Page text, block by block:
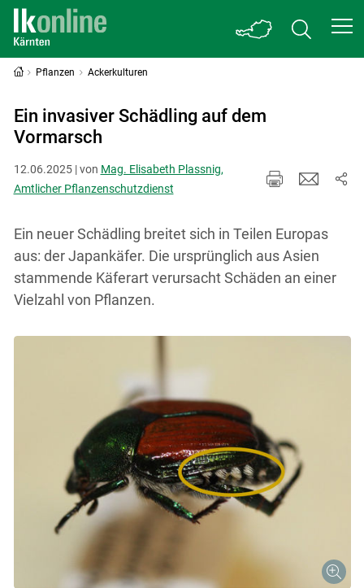
Pflanzen Ackerkulturen
Ein invasiver Schädling auf dem
Vormarsch
12.06.2025 | von Mag. Elisabeth Plassnig,
Amtlicher Pflanzenschutzdienst
Ein neuer Schädling breitet sich in Teilen Europas
aus: der Japankäfer. Die ursprünglich aus Asien
stammende Käferart verursacht Schäden an einer
Vielzahl von Pflanzen.